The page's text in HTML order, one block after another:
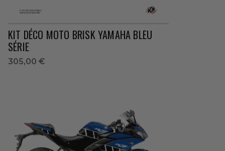
KIT DÉCO MOTO BRISK YAMAHA BLEU
SÉRIE
305,00 €